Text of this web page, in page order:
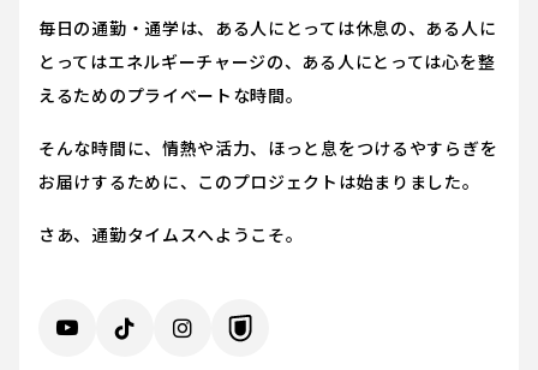
毎日の通勤・通学は、ある人にとっては休息の、ある人に
とってはエネルギーチャージの、ある人にとっては心を整
えるためのプライベートな時間。
そんな時間に、情熱や活力、ほっと息をつけるやすらぎを
お届けするために、このプロジェクトは始まりました。
さあ、通勤タイムスへようこそ。